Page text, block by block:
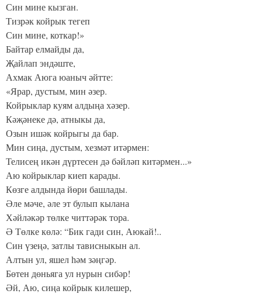
Син мине кызган.
Тизрәк койрык тегеп
Син мине, коткар!»
Байтар елмайды да,
Җайлап эндәште,
Ахмак Аюга юаныч әйтте:
«Ярар, дустым, мин әзер.
Койрыклар куям алдыңа хәзер.
Кәҗәнеке дә, атныкы да,
Озын ишәк койрыгы да бар.
Мин сиңа, дустым, хезмәт итәрмен:
Телисең икән дүртесен дә бәйләп китәрмен...»
Аю койрыклар киеп карады.
Көзге алдында йөри башлады.
Әле мәче, әле эт булып кылана
Хәйләкәр төлке читтәрәк тора.
Ә Төлке көлә: “Бик гади син, Аюкай!..
Син үзеңә, затлы тависныкын ал.
Алтын ул, яшел һәм зәңгәр.
Бөтен дөньяга ул нурын сибәр!
Әй, Аю, сиңа койрык килешер,